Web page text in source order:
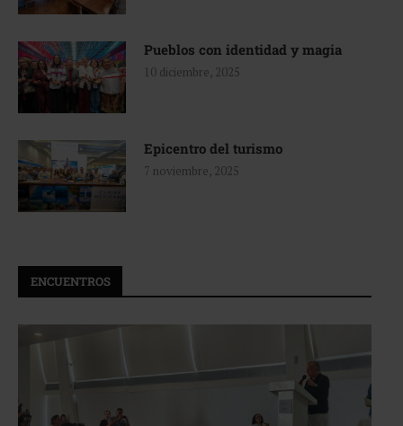
Pueblos con identidad y magia
10 diciembre, 2025
Epicentro del turismo
7 noviembre, 2025
ENCUENTROS